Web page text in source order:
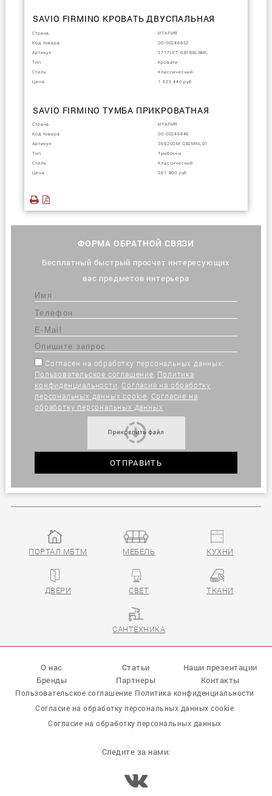
SAVIO FIRMINO КРОВАТЬ ДВУСПАЛЬНАЯ
Страна
ИТАЛИЯ
Код товара
00-00246852
Артикул
3717LET GB1BBLBML
Тип
Кровати
Стиль
Классический
Цена
1 525 440 руб
SAVIO FIRMINO ТУМБА ПРИКРОВАТНАЯ
Страна
ИТАЛИЯ
Код товара
00-00246848
Артикул
3692COM GB2MNL01
Тип
Тумбочки
Стиль
Классический
Цена
361 800 руб
ФОРМА ОБРАТНОЙ СВЯЗИ
Бесплатный быстрый просчет интересующих
вас предметов интерьера
Согласен на обработку персональных данных:
Пользовательское соглашение, Политика
конфиденциальности, Согласие на обработку
персональных данных cookie, Согласие на
обработку персональных данных
ПОРТАЛ МБТМ МЕБЕЛЬ КУХНИ
ДВЕРИ СВЕТ ТКАНИ
САНТЕХНИКА
О нас Статьи
Наши презентации
Бренды
Партнеры Контакты
Пользовательское соглашение Политика конфиденциальности
Согласие на обработку персональных данных cookie
Согласие на обработку персональных данных
Следите за нами: